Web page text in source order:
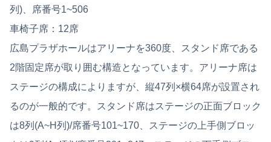
列)、席番号1~506
車椅子席：12席
広島プラザホールはアリーナを360度、スタンド席である
2階固定席が取り囲む構造となっています。アリーナ席は
ステージの構成によりますが、縦47列×横64席が設置され
るのが一般的です。スタンド席はステージの正面ブロック
は8列(A~H列)/席番号101~170、ステージの上手側ブロッ